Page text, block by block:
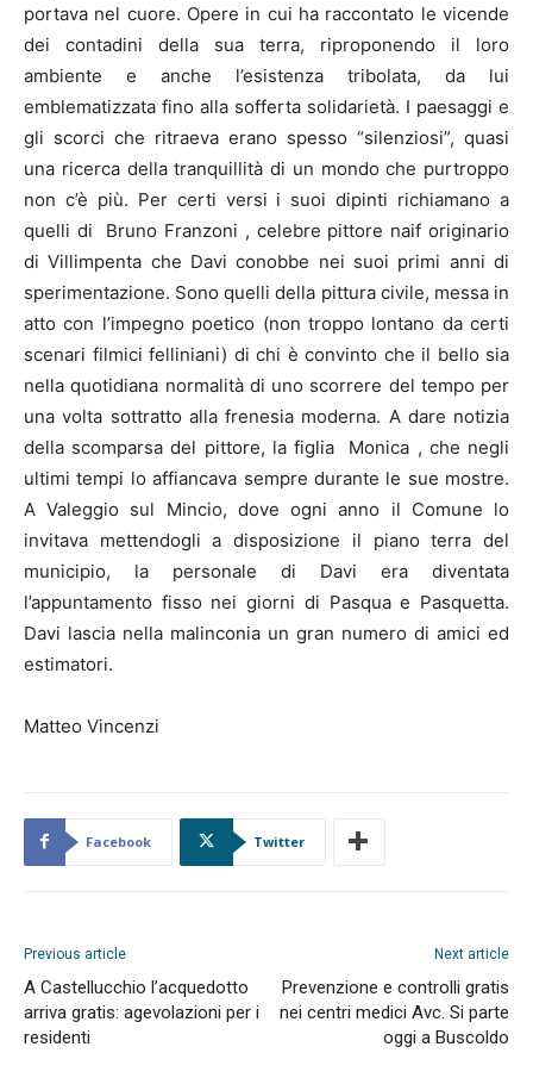
portava nel cuore. Opere in cui ha raccontato le vicende
dei contadini della sua terra, riproponendo il loro
ambiente e anche l’esistenza tribolata, da lui
emblematizzata fino alla sofferta solidarietà. I paesaggi e
gli scorci che ritraeva erano spesso “silenziosi”, quasi
una ricerca della tranquillità di un mondo che purtroppo
non c’è più. Per certi versi i suoi dipinti richiamano a
quelli di Bruno Franzoni , celebre pittore naif originario
di Villimpenta che Davi conobbe nei suoi primi anni di
sperimentazione. Sono quelli della pittura civile, messa in
atto con l’impegno poetico (non troppo lontano da certi
scenari filmici felliniani) di chi è convinto che il bello sia
nella quotidiana normalità di uno scorrere del tempo per
una volta sottratto alla frenesia moderna. A dare notizia
della scomparsa del pittore, la figlia Monica , che negli
ultimi tempi lo affiancava sempre durante le sue mostre.
A Valeggio sul Mincio, dove ogni anno il Comune lo
invitava mettendogli a disposizione il piano terra del
municipio, la personale di Davi era diventata
l’appuntamento fisso nei giorni di Pasqua e Pasquetta.
Davi lascia nella malinconia un gran numero di amici ed
estimatori.
Matteo Vincenzi
Facebook Twitter
Previous article
A Castellucchio l’acquedotto
arriva gratis: agevolazioni per i
residenti
Next article
Prevenzione e controlli gratis
nei centri medici Avc. Si parte
oggi a Buscoldo